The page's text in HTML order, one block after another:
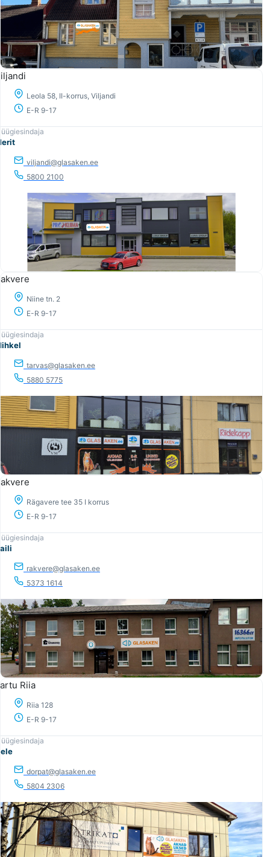
Leola 58, II-korrus, Viljandi
E-R 9-17
viljandi@glasaken.ee
5800 2100
Niine tn. 2
E-R 9-17
tarvas@glasaken.ee
5880 5775
Rägavere tee 35 I korrus
E-R 9-17
rakvere@glasaken.ee
5373 1614
Riia
Riia 128
E-R 9-17
dorpat@glasaken.ee
5804 2306